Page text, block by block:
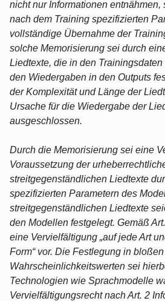
nicht nur Informationen entnähmen,
nach dem Training spezifizierten
vollständige Übernahme der
solche Memorisierung sei durch
Liedtexte, die in den
den Wiedergaben in den Outputs
der Komplexität und Länge der
Ursache für die Wiedergabe der
ausgeschlossen.
Durch die Memorisierung sei eine
Voraussetzung der
streitgegenständlichen Liedtexte
spezifizierten Parametern des
streitgegenständlichen Liedtexte
den Modellen festgelegt. Gemäß
eine Vervielfältigung „auf jede Art
Form“ vor. Die Festlegung in bloßen
Wahrscheinlichkeitswerten sei
Technologien wie Sprachmodelle
Vervielfältigungsrecht nach Art. 2